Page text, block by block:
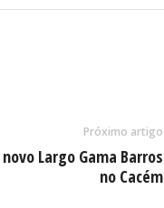
Próximo artigo
Largo Gama Barros
no Cacém